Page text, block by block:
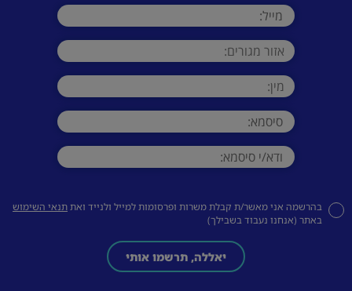
בהרשמה אני מאשר/ת קבלת משרות ופרסומות למייל ולנייד ואתתנאי השימוש
באתר (אנחנו נעבוד בשבילך)
יאללה, תרשמו אותי